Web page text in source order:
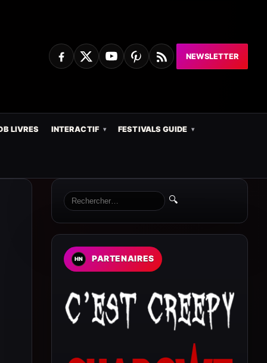
NEWSLETTER
LIVRES INTERACTIF FESTIVALS GUIDE
🔍
PARTENAIRES